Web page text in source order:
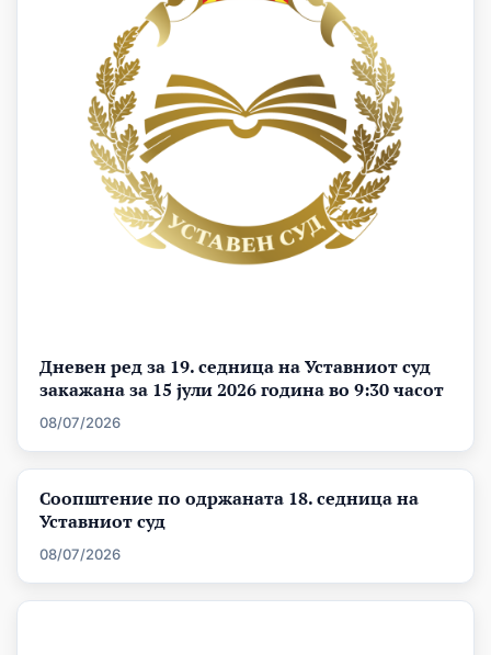
Дневен ред за 19. седница на Уставниот суд
закажана за 15 јули 2026 година во 9:30 часот
08/07/2026
Соопштение по одржаната 18. седница на
Уставниот суд
08/07/2026